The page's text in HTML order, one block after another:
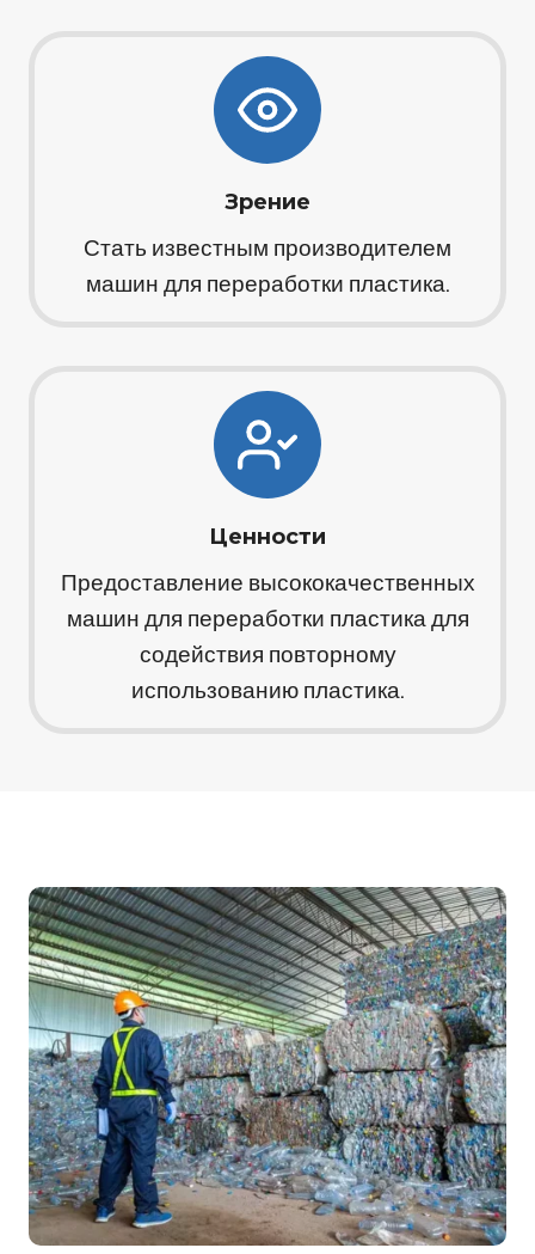
Зрение
Стать известным производителем
машин для переработки пластика.
Ценности
Предоставление высококачественных
машин для переработки пластика для
содействия повторному
использованию пластика.